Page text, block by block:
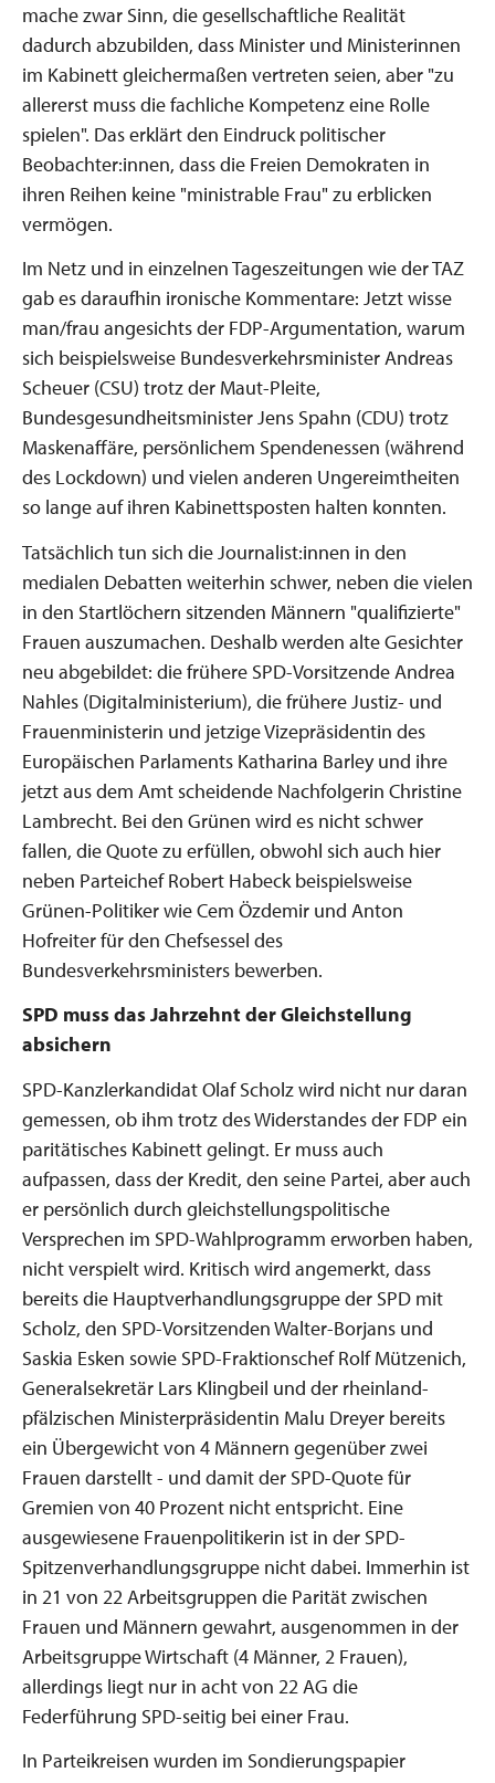
mache zwar Sinn, die gesellschaftliche Realität
dadurch abzubilden, dass Minister und Ministerinnen
im Kabinett gleichermaßen vertreten seien, aber "zu
allererst muss die fachliche Kompetenz eine Rolle
spielen". Das erklärt den Eindruck politischer
Beobachter:innen, dass die Freien Demokraten in
ihren Reihen keine "ministrable Frau" zu erblicken
vermögen.
Im Netz und in einzelnen Tageszeitungen wie der TAZ
gab es daraufhin ironische Kommentare: Jetzt wisse
man/frau angesichts der FDP-Argumentation, warum
sich beispielsweise Bundesverkehrsminister Andreas
Scheuer (CSU) trotz der Maut-Pleite,
Bundesgesundheitsminister Jens Spahn (CDU) trotz
Maskenaffäre, persönlichem Spendenessen (während
des Lockdown) und vielen anderen Ungereimtheiten
so lange auf ihren Kabinettsposten halten konnten.
Tatsächlich tun sich die Journalist:innen in den
medialen Debatten weiterhin schwer, neben die vielen
in den Startlöchern sitzenden Männern "qualifizierte"
Frauen auszumachen. Deshalb werden alte Gesichter
neu abgebildet: die frühere SPD-Vorsitzende Andrea
Nahles (Digitalministerium), die frühere Justiz- und
Frauenministerin und jetzige Vizepräsidentin des
Europäischen Parlaments Katharina Barley und ihre
jetzt aus dem Amt scheidende Nachfolgerin Christine
Lambrecht. Bei den Grünen wird es nicht schwer
fallen, die Quote zu erfüllen, obwohl sich auch hier
neben Parteichef Robert Habeck beispielsweise
Grünen-Politiker wie Cem Özdemir und Anton
Hofreiter für den Chefsessel des
Bundesverkehrsministers bewerben.
SPD muss das Jahrzehnt der Gleichstellung
absichern
SPD-Kanzlerkandidat Olaf Scholz wird nicht nur daran
gemessen, ob ihm trotz des Widerstandes der FDP ein
paritätisches Kabinett gelingt. Er muss auch
aufpassen, dass der Kredit, den seine Partei, aber auch
er persönlich durch gleichstellungspolitische
Versprechen im SPD-Wahlprogramm erworben haben,
nicht verspielt wird. Kritisch wird angemerkt, dass
bereits die Hauptverhandlungsgruppe der SPD mit
Scholz, den SPD-Vorsitzenden Walter-Borjans und
Saskia Esken sowie SPD-Fraktionschef Rolf Mützenich,
Generalsekretär Lars Klingbeil und der rheinland-
pfälzischen Ministerpräsidentin Malu Dreyer bereits
ein Übergewicht von 4 Männern gegenüber zwei
Frauen darstellt - und damit der SPD-Quote für
Gremien von 40 Prozent nicht entspricht. Eine
ausgewiesene Frauenpolitikerin ist in der SPD-
Spitzenverhandlungsgruppe nicht dabei. Immerhin ist
in 21 von 22 Arbeitsgruppen die Parität zwischen
Frauen und Männern gewahrt, ausgenommen in der
Arbeitsgruppe Wirtschaft (4 Männer, 2 Frauen),
allerdings liegt nur in acht von 22 AG die
Federführung SPD-seitig bei einer Frau.
In Parteikreisen wurden im Sondierungspapier